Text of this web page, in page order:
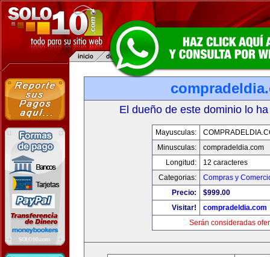
El dueño de este dominio lo
Mayusculas:
Minusculas:
compradeldia.com
Longitud:
12 caracteres
Categorias:
Compras y
Precio:
$999.00
Visitar!
compradeldia.com
Serán consideradas